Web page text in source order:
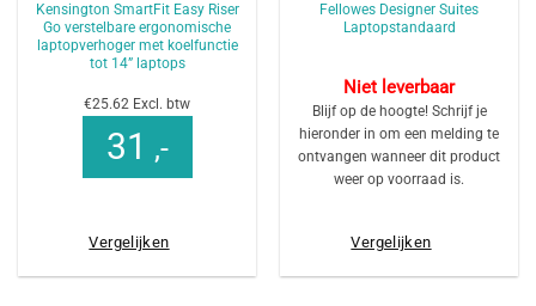
Kensington SmartFit Easy Riser
Go verstelbare ergonomische
laptopverhoger met koelfunctie
tot 14” laptops
€25.62 Excl. btw
31 ,-
Vergelijken
Fellowes Designer Suites
Laptopstandaard
Niet leverbaar
Blijf op de hoogte! Schrijf je
hieronder in om een melding te
ontvangen wanneer dit product
weer op voorraad is.
Vergelijken